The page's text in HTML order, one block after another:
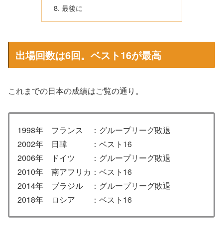
最後に
出場回数は6回。ベスト16が最高
これまでの日本の成績はご覧の通り。
1998年 フランス ：グループリーグ敗退
2002年 日韓 ：ベスト16
2006年 ドイツ ：グループリーグ敗退
2010年 南アフリカ：ベスト16
2014年 ブラジル ：グループリーグ敗退
2018年 ロシア ：ベスト16